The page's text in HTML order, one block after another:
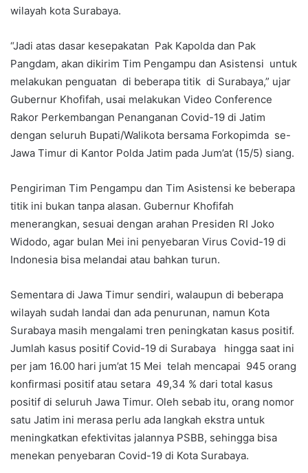
wilayah kota Surabaya.
“Jadi atas dasar kesepakatan Pak Kapolda dan Pak
Pangdam, akan dikirim Tim Pengampu dan Asistensi untuk
melakukan penguatan di beberapa titik di Surabaya,” ujar
Gubernur Khofifah, usai melakukan Video Conference
Rakor Perkembangan Penanganan Covid-19 di Jatim
dengan seluruh Bupati/Walikota bersama Forkopimda se-
Jawa Timur di Kantor Polda Jatim pada Jum’at (15/5) siang.
Pengiriman Tim Pengampu dan Tim Asistensi ke beberapa
titik ini bukan tanpa alasan. Gubernur Khofifah
menerangkan, sesuai dengan arahan Presiden RI Joko
Widodo, agar bulan Mei ini penyebaran Virus Covid-19 di
Indonesia bisa melandai atau bahkan turun.
Sementara di Jawa Timur sendiri, walaupun di beberapa
wilayah sudah landai dan ada penurunan, namun Kota
Surabaya masih mengalami tren peningkatan kasus positif.
Jumlah kasus positif Covid-19 di Surabaya hingga saat ini
per jam 16.00 hari jum’at 15 Mei telah mencapai 945 orang
konfirmasi positif atau setara 49,34 % dari total kasus
positif di seluruh Jawa Timur. Oleh sebab itu, orang nomor
satu Jatim ini merasa perlu ada langkah ekstra untuk
meningkatkan efektivitas jalannya PSBB, sehingga bisa
menekan penyebaran Covid-19 di Kota Surabaya.